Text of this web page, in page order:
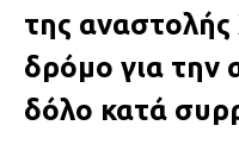
της αναστολής
δρόμο για την
δόλο κατά